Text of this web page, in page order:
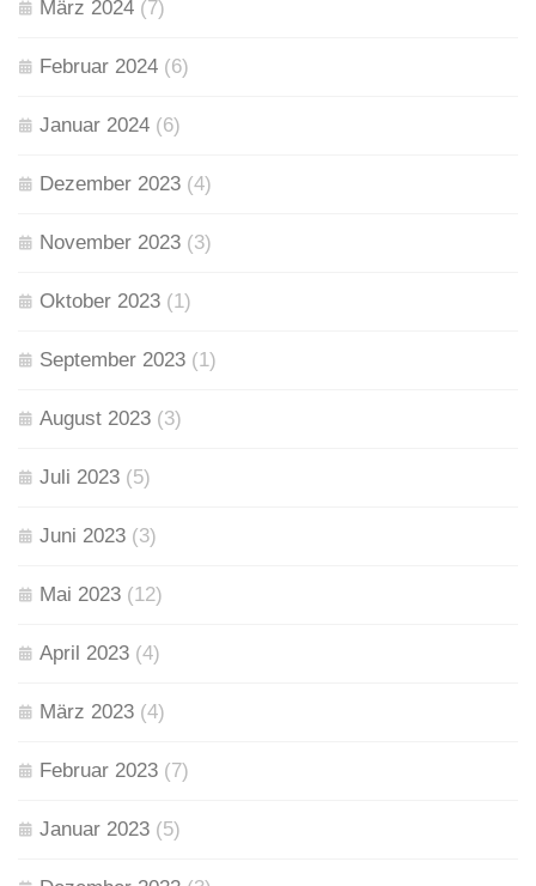
März 2024 (7)
Februar 2024 (6)
Januar 2024 (6)
Dezember 2023 (4)
November 2023 (3)
Oktober 2023 (1)
September 2023 (1)
August 2023 (3)
Juli 2023 (5)
Juni 2023 (3)
Mai 2023 (12)
April 2023 (4)
März 2023 (4)
Februar 2023 (7)
Januar 2023 (5)